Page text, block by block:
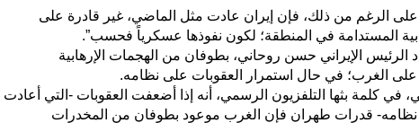
على الرغم من ذلك، فإن إيران عادت مثل الماضي، غير قادرة على
المستدامة في المنطقة؛ لكون نفوذها عسكرياً فحسب”.
الإيراني حسن روحاني، بطوفان من الهجمات الإرهابية
على الغرب؛ في حال استمرار العقوبات على نظامه.
في كلمة بثها التلفزيون الرسمي، أنه إذا أضعفت العقوبات -التي أعادت
قدرات طهران فإن الغرب موعود بطوفان من المخدرات